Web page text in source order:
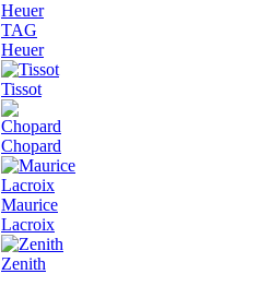
TAG
Heuer
Tissot
Chopard
Maurice
Lacroix
Zenith